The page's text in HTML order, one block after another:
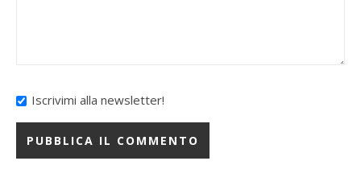
Iscrivimi alla newsletter!